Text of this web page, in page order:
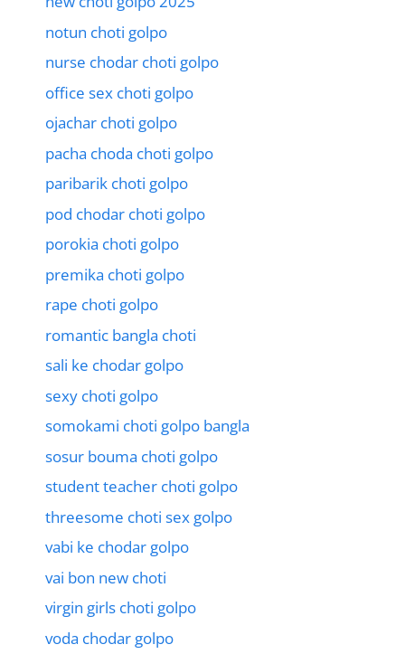
notun choti golpo
nurse chodar choti golpo
office sex choti golpo
ojachar choti golpo
pacha choda choti golpo
paribarik choti golpo
pod chodar choti golpo
porokia choti golpo
premika choti golpo
rape choti golpo
romantic bangla choti
sali ke chodar golpo
sexy choti golpo
somokami choti golpo bangla
sosur bouma choti golpo
student teacher choti golpo
threesome choti sex golpo
vabi ke chodar golpo
vai bon new choti
virgin girls choti golpo
voda chodar golpo